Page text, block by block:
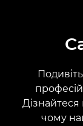
Дізнайтеся
чому